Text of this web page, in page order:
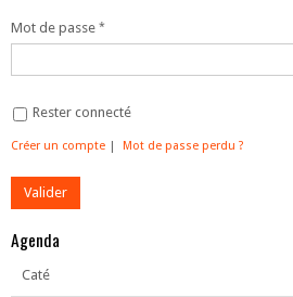
Mot de passe
Rester connecté
Créer un compte | Mot de passe perdu ?
Agenda
Caté